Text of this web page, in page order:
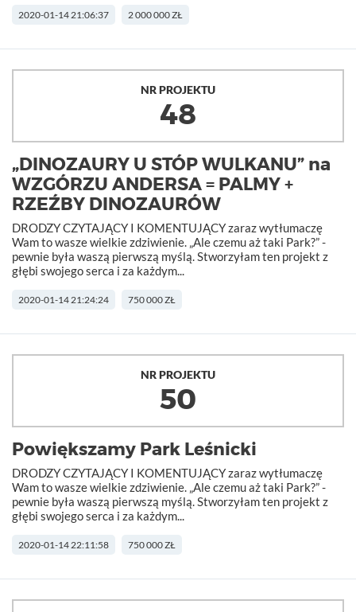
2020-01-14 21:06:37 2 000 000 ZŁ
NR PROJEKTU
48
„DINOZAURY U STÓP WULKANU” na
WZGÓRZU ANDERSA = PALMY +
RZEŹBY DINOZAURÓW
DRODZY CZYTAJĄCY I KOMENTUJĄCY zaraz wytłumaczę
Wam to wasze wielkie zdziwienie. „Ale czemu aż taki Park?” -
pewnie była waszą pierwszą myślą. Stworzyłam ten projekt z
głębi swojego serca i za każdym...
2020-01-14 21:24:24 750 000 ZŁ
NR PROJEKTU
50
Powiększamy Park Leśnicki
DRODZY CZYTAJĄCY I KOMENTUJĄCY zaraz wytłumaczę
Wam to wasze wielkie zdziwienie. „Ale czemu aż taki Park?” -
pewnie była waszą pierwszą myślą. Stworzyłam ten projekt z
głębi swojego serca i za każdym...
2020-01-14 22:11:58 750 000 ZŁ